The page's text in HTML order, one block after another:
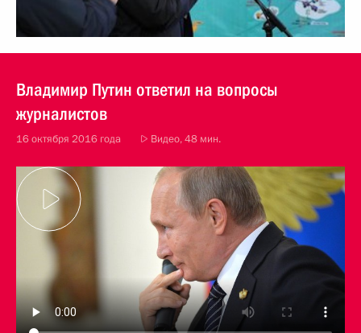
Владимир Путин ответил на вопросы
журналистов
16 октября 2016 года Видео, 48 мин.